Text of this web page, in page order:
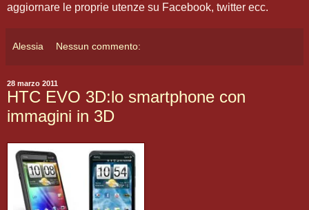
aggiornare le proprie utenze su Facebook, twitter ecc.
Alessia Nessun commento:
28 marzo 2011
HTC EVO 3D:lo smartphone con
immagini in 3D